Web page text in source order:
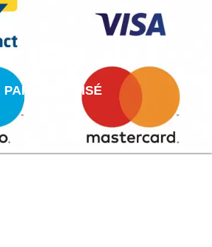
PAIEMENT AISÉ